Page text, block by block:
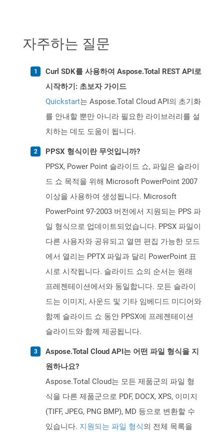
자주하는 질문
Curl SDK를 사용하여 Aspose.Total REST API로
시작하기: 초보자 가이드
Quickstart는 Aspose.Total Cloud API의 초기화
를 안내할 뿐만 아니라 필요한 라이브러리를 설
치하는 데도 도움이 됩니다.
PPSX 형식이란 무엇입니까?
PPSX, Power Point 슬라이드 쇼, 파일은 슬라이
드 쇼 목적을 위해 Microsoft PowerPoint 2007
이상을 사용하여 생성됩니다. Microsoft
PowerPoint 97-2003 버전에서 지원되는 PPS 파
일 형식으로 업데이트되었습니다. PPSX 파일이
다른 사용자와 공유되고 열면 편집 가능한 모드
에서 열리는 PPTX 파일과 달리 PowerPoint 표
시로 시작됩니다. 슬라이드 쇼의 순서는 원래
프레젠테이션에서와 동일합니다. 모든 슬라이
드는 이미지, 사운드 및 기타 임베디드 미디어와
함께 슬라이드 쇼 동안 PPSX에 프레젠테이션
슬라이드와 함께 제공됩니다.
Aspose.Total Cloud API는 어떤 파일 형식을 지
원하나요?
Aspose.Total Cloud는 모든 제품군의 파일 형
식을 다른 제품군으로 PDF, DOCX, XPS, 이미지
(TIFF, JPEG, PNG BMP), MD 등으로 변환할 수
있습니다. 지원되는 파일 형식의 전체 목록을